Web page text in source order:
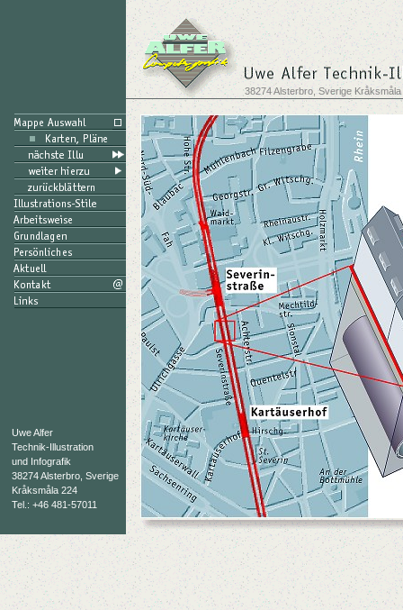
38274 Alsterbro, Sverige
Uwe Alfer
Technik-Illustration
und Infografik
38274 Alsterbro, Sverige
Kråksmåla 224
Tel.: +46 481-57011